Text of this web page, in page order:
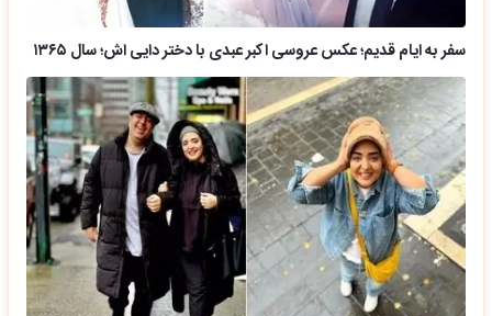
سفر به ایام قدیم؛ عکس عروسی اکبر عبدی با دختر دایی اش؛ سال ۱۳۶۵